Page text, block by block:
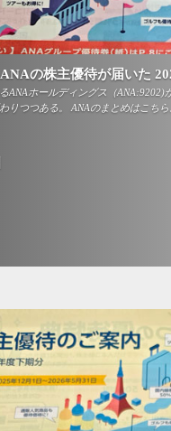
ANAの株主優待が届いた
ANAホールディングス（
りつつある。 ANAのまとめはこち